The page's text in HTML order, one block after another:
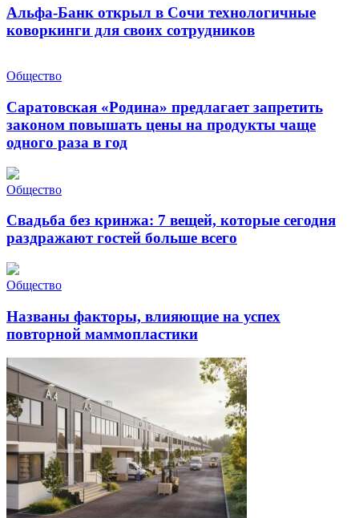
Альфа-Банк открыл в Сочи технологичные
коворкинги для своих сотрудников
Общество
Саратовская «Родина» предлагает запретить
законом повышать цены на продукты чаще
одного раза в год
Общество
Свадьба без кринжа: 7 вещей, которые сегодня
раздражают гостей больше всего
Общество
Названы факторы, влияющие на успех
повторной маммопластики